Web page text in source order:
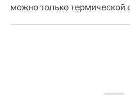
можно только термической